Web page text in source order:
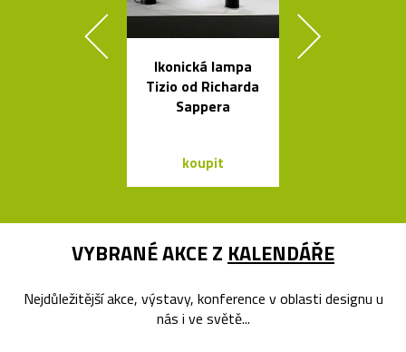
Ikonická lampa
Tizio od Richarda
Sappera
koupit
VYBRANÉ AKCE Z KALENDÁŘE
Nejdůležitější akce, výstavy, konference v oblasti designu u
nás i ve světě...